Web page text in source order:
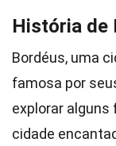
História de
Bordéus, uma
famosa por
explorar
cidade